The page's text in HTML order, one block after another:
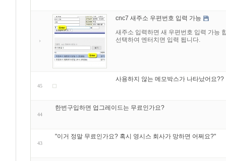
cnc7 새주소 우편번호 입력 가능
새주소 입력하면 새 우편번호 입력 가능
선택하여 엔터치면 입력 됩니다.
45
사용하지 않는 메모박스가 나타났어요??
44
한번구입하면 업그레이드는 무료인가요?
43
"이거 정말 무료인가요? 혹시 영시스 회사가 망하면 어쩌요?"